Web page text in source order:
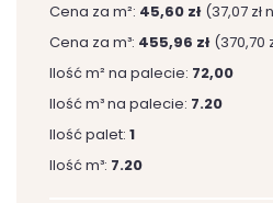
Cena za m²: 45,60 zł (37,07 zł
Cena za m³: 455,96 zł (370,70
Ilość m² na palecie: 72,00
Ilość m³ na palecie: 7.20
Ilość palet: 1
Ilość m³: 7.20